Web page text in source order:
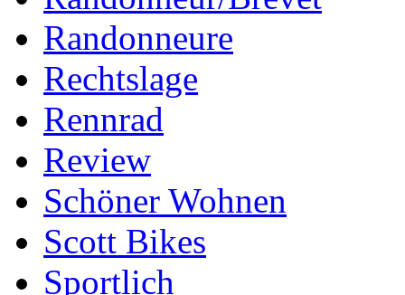
Randonneure
Rechtslage
Rennrad
Review
Schöner Wohnen
Scott Bikes
Sportlich